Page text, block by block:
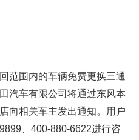
范围内的车辆免费更换三通
汽车有限公司将通过东风本
向相关车主发出通知。用户
、400-880-6622进行咨